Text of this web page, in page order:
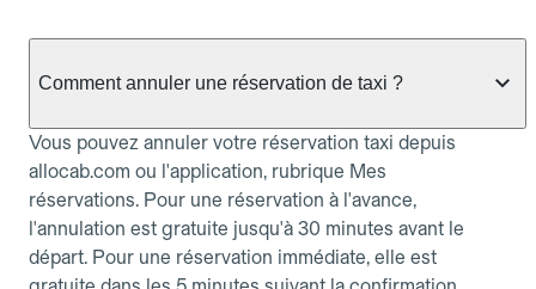
Comment annuler une réservation de taxi ?
Vous pouvez annuler votre réservation taxi depuis
allocab.com ou l'application, rubrique Mes
réservations. Pour une réservation à l'avance,
l'annulation est gratuite jusqu'à 30 minutes avant le
départ. Pour une réservation immédiate, elle est